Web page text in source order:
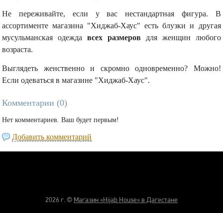
Не переживайте, если у вас нестандартная фигура. В
ассортименте магазина "Хиджаб-Хаус" есть блузки и другая
мусульманская одеждавсех размеров для женщин любого
возраста.
Выглядеть женственно и скромно одновременно? Можно!
Если одеваться в магазине "Хиджаб-Хаус".
Комментарии (0)
Нет комментариев. Ваш будет первым!
Добавить комментарий
2026 г. © Магазин «Hijab House» в Дагестане